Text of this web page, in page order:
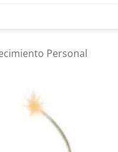
Personal